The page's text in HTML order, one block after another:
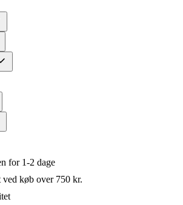
for 1-2 dage
ved køb over 750 kr.